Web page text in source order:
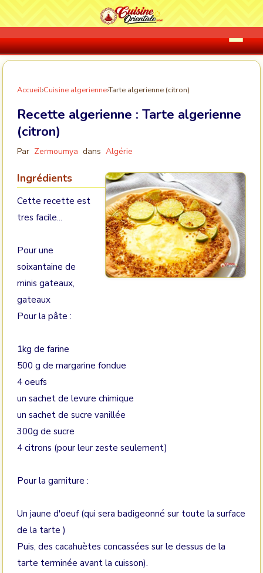
Accueil›Cuisine algerienne›Tarte algerienne (citron)
Recette algerienne : Tarte algerienne
(citron)
Par Zermoumya dans Algérie
Ingrédients
Cette recette est
tres facile...
Pour une
soixantaine de
minis gateaux,
gateaux
Pour la pâte :
1kg de farine
500 g de margarine fondue
4 oeufs
un sachet de levure chimique
un sachet de sucre vanillée
300g de sucre
4 citrons (pour leur zeste seulement)
Pour la garniture :
Un jaune d'oeuf (qui sera badigeonné sur toute la surface
de la tarte )
Puis, des cacahuètes concassées sur le dessus de la
tarte terminée avant la cuisson).